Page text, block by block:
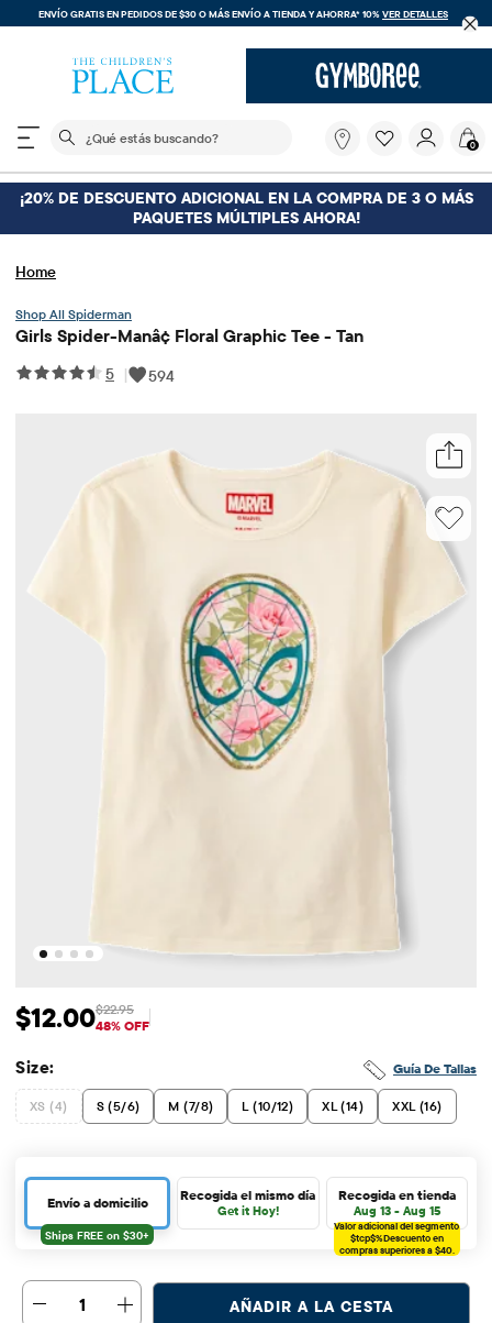
ENVÍO GRATIS EN PEDIDOS DE $30 O MÁSENVÍO A TIENDA Y AHORRA* 10%VER DETALLES
El siguiente campo de búsqueda filtra las
buscando?
0
¡20% DE DESCUENTO ADICIONAL EN LA COMPRA DE 3 O MÁS
PAQUETES MÚLTIPLES AHORA!
Home
Spiderman
Girls Spider-Manâ¢ Floral Graphic Tee - Tan
5 | 594
Precio de venta: $12
$12.00 Precio original: $22.95
$22.95
48% OFF
Guía De Tallas
Size:
XS (4) S (5/6) M (7/8) L (10/12) XL (14) XXL (16)
Envío a domicilio Recogida el mismo día
Get it Hoy!
Recogida en tienda
Aug 13 - Aug 15
Valor adicional del segmento
$tcp$%Descuento en
compras superiores a $40.
1 AÑADIR A LA CESTA